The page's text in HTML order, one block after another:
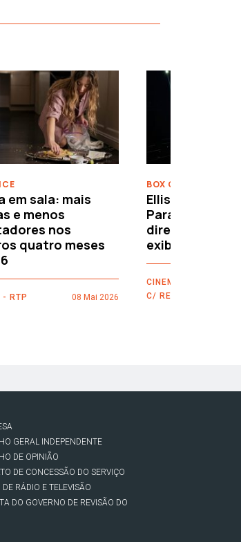
em sala: mais
e menos
nos
quatro meses
- RTP
08 Mai 2026
BOX OFFICE
Ellison leva o
directamente
exibidores
CINEMAX - RTP
C/ REUTERS
GERAL INDEPENDENTE
DE OPINIÃO
DE CONCESSÃO DO SERVIÇO
DE RÁDIO E TELEVISÃO
DO GOVERNO DE REVISÃO DO